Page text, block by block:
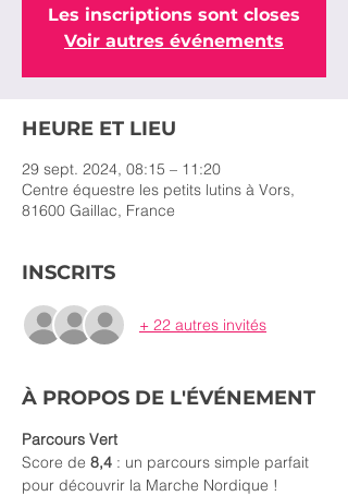
Les inscriptions sont closes
Voir autres événements
HEURE ET LIEU
29 sept. 2024, 08:15 – 11:20
Centre équestre les petits lutins à Vors,
81600 Gaillac, France
INSCRITS
+ 22 autres invités
À PROPOS DE L'ÉVÉNEMENT
Parcours Vert
Score de 8,4 : un parcours simple parfait
pour découvrir la Marche Nordique !